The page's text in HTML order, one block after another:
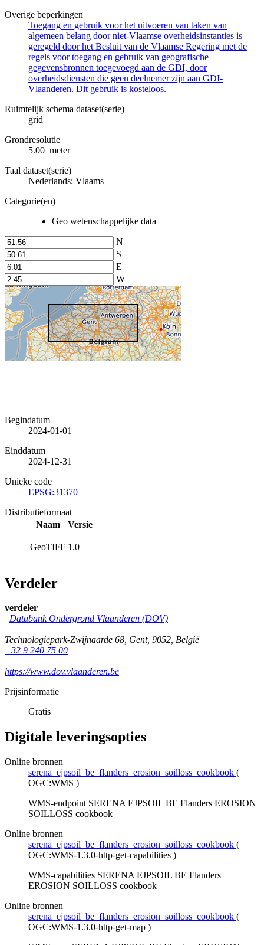
Overige beperkingen
Toegang en gebruik voor het uitvoeren van taken van
algemeen belang door niet-Vlaamse overheidsinstanties is
geregeld door het Besluit van de Vlaamse Regering met de
regels voor toegang en gebruik van geografische
gegevensbronnen toegevoegd aan de GDI, door
overheidsdiensten die geen deelnemer zijn aan GDI-
Vlaanderen. Dit gebruik is kosteloos.
Ruimtelijk schema dataset(serie)
grid
Grondresolutie
5.00 meter
Taal dataset(serie)
Nederlands; Vlaams
Categorie(en)
Geo wetenschappelijke data
N
S
E
W
Begindatum
2024-01-01
Einddatum
2024-12-31
Unieke code
EPSG:31370
Distributieformaat
Naam
Versie
GeoTIFF 1.0
Verdeler
verdeler
Databank Ondergrond Vlaanderen (DOV)
Technologiepark-Zwijnaarde 68, Gent, 9052, België
+32 9 240 75 00
https://www.dov.vlaanderen.be
Prijsinformatie
Gratis
Digitale leveringsopties
Online bronnen
serena_ejpsoil_be_flanders_erosion_soilloss_cookbook (
OGC:WMS )
WMS-endpoint SERENA EJPSOIL BE Flanders EROSION
SOILLOSS cookbook
Online bronnen
serena_ejpsoil_be_flanders_erosion_soilloss_cookbook (
OGC:WMS-1.3.0-http-get-capabilities )
WMS-capabilities SERENA EJPSOIL BE Flanders
EROSION SOILLOSS cookbook
Online bronnen
serena_ejpsoil_be_flanders_erosion_soilloss_cookbook (
OGC:WMS-1.3.0-http-get-map )